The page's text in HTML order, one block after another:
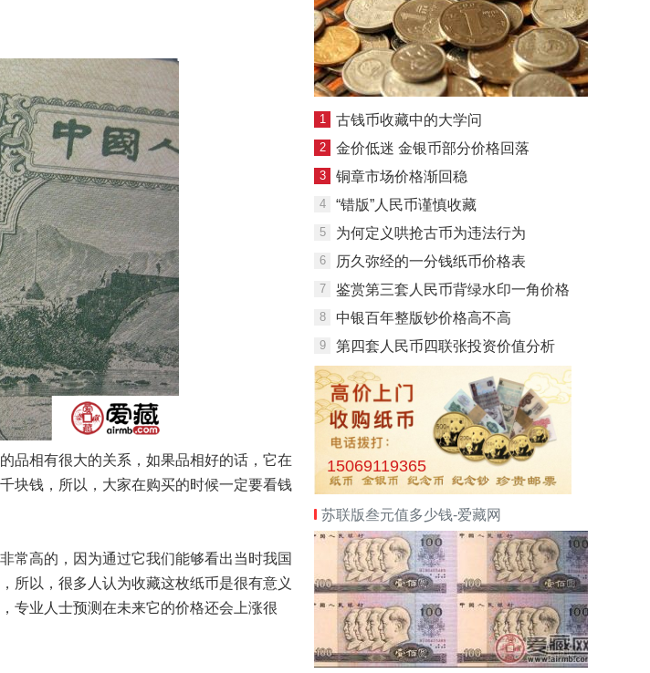
品相有很大的关系，如果品相好的话，它在
块钱，所以，大家在购买的时候一定要看钱
常高的，因为通过它我们能够看出当时我国
，所以，很多人认为收藏这枚纸币是很有意义
专业人士预测在未来它的价格还会上涨很
1 古钱币收藏中的大学问
2 金价低迷 金银币部分价格回落
3 铜章市场价格渐回稳
4 “错版”人民币谨慎收藏
5 为何定义哄抢古币为违法行为
6 历久弥经的一分钱纸币价格表
7 鉴赏第三套人民币背绿水印一角价格
8 中银百年整版钞价格高不高
9 第四套人民币四联张投资价值分析
15069119365
苏联版叁元值多少钱-爱藏网